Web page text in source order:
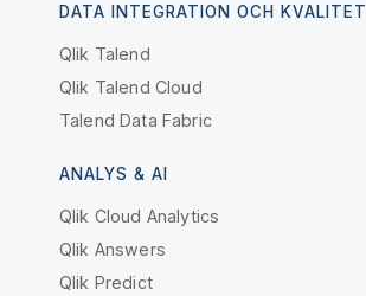
DATA INTEGRATION OCH KVALITET
Qlik Talend
Qlik Talend Cloud
Talend Data Fabric
ANALYS & AI
Qlik Cloud Analytics
Qlik Answers
Qlik Predict